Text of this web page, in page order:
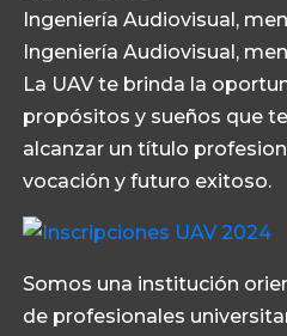
Ingeniería Audiovisual,
Ingeniería Audiovisual,
La UAV te brinda la
propósitos y sueños que
alcanzar un título
vocación y futuro exitoso.
Somos una institución
de profesionales